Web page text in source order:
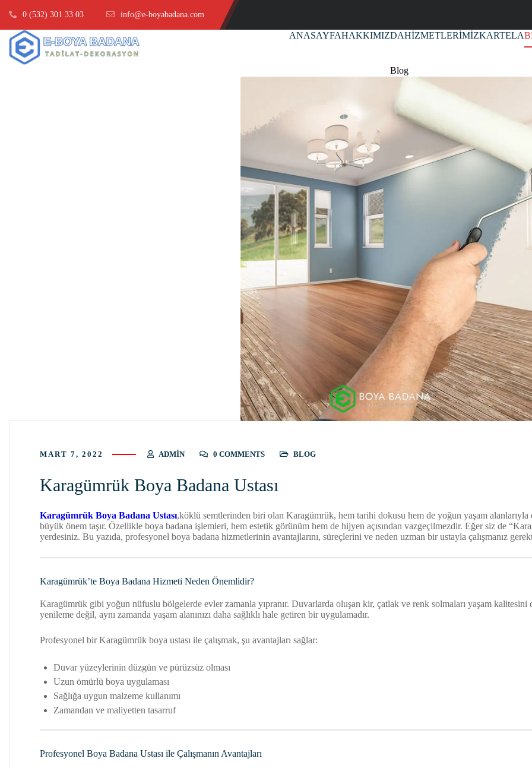
0 (532) 301 33 03 info@e-boyabadana.com
ANASAYFAHAKKIMIZDAHİZMETLERİMİZKARTELA
Blog
MART 7, 2022 ADMIN 0 COMMENTS BLOG
Karagümrük Boya Badana Ustası
Karagümrük Boya Badana Ustası,köklü semtlerinden biri olan Karagümrük, hem tarihi dokusu hem de yoğun yaşam
büyük önem taşır. Özellikle boya badana işlemleri, hem estetik görünüm hem de hijyen açısından vazgeçilmezdir. Eğer siz de
yerdesiniz. Bu yazıda, profesyonel boya badana hizmetlerinin avantajlarını, süreçlerini ve neden uzman bir ustayla çalışmanız
Karagümrük’te Boya Badana Hizmeti Neden Önemlidir?
Karagümrük gibi yoğun nüfuslu bölgelerde evler zamanla yıpranır. Duvarlarda oluşan kir, çatlak ve renk solmaları yaşam
yenileme değil, aynı zamanda yaşam alanınızı daha sağlıklı hale getiren bir uygulamadır.
Profesyonel bir Karagümrük boya ustası ile çalışmak, şu avantajları sağlar:
Duvar yüzeylerinin düzgün ve pürüzsüz olması
Uzun ömürlü boya uygulaması
Sağlığa uygun malzeme kullanımı
Zamandan ve maliyetten tasarruf
Profesyonel Boya Badana Ustası ile Çalışmanın Avantajları